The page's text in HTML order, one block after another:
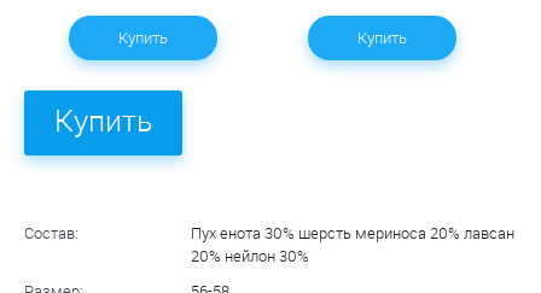
Купить Купить
Купить
Состав:
Пух енота 30% шерсть мериноса 20% лавсан
20% нейлон 30%